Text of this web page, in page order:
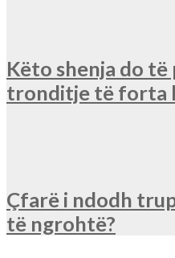
Këto shenja do
tronditje të forta
Çfarë i ndodh
të ngrohtë?